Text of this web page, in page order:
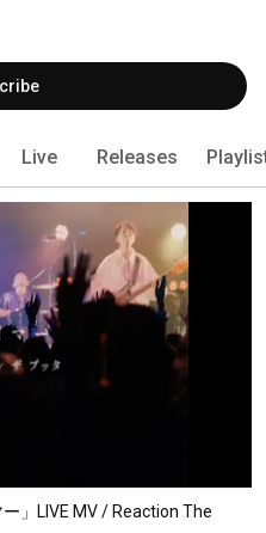
Live Releases
」LIVE MV / Reaction The